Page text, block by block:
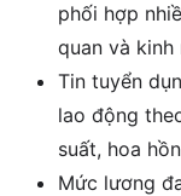
phối hợp
quan và
Tin tuyển
lao động
suất, hoa
Mức lương